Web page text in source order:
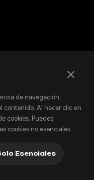
Deutsch Français
de navegación,
contenido. Al hacer clic en
cookies. Puedes
cookies no esenciales.
Esenciales